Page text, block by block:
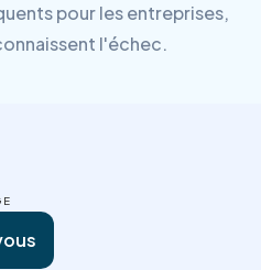
pour les entreprises,
l'échec.